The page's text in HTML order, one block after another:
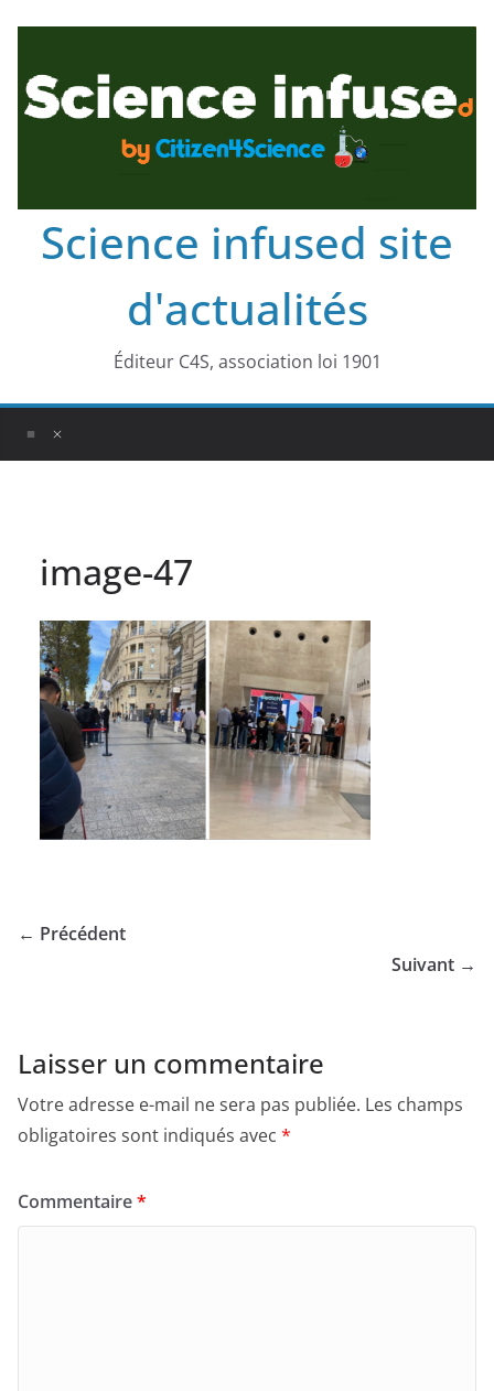
Science infused site
d'actualités
Éditeur C4S, association loi 1901
image-47
← Précédent
Suivant →
Laisser un commentaire
Votre adresse e-mail ne sera pas publiée. Les champs
obligatoires sont indiqués avec *
Commentaire*